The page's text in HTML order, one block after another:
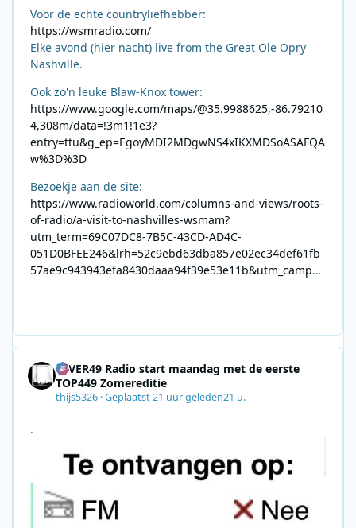
Voor de echte countryliefhebber:
https://wsmradio.com/
Elke avond (hier nacht) live from the Great Ole Opry
Nashville.
Ook zo'n leuke Blaw-Knox tower:
https://www.google.com/maps/@35.9988625,-86.79210
4,308m/data=!3m1!1e3?
entry=ttu&g_ep=EgoyMDI2MDgwNS4xIKXMDSoASAFQA
w%3D%3D
Bezoekje aan de site:
https://www.radioworld.com/columns-and-views/roots-
of-radio/a-visit-to-nashvilles-wsmam?
utm_term=69C07DC8-7B5C-43CD-AD4C-
051D0BFEE246&lrh=52c9ebd63dba857e02ec34def61fb
57ae9c943943efa8430daaa94f39e53e11b&utm_campai
8F09201A140D&utm_source=SmartBrief
4EVER49 Radio start maandag met de eerste
TOP449 Zomereditie
thijs5326 ·Geplaatst21 uur geleden21 u.
.